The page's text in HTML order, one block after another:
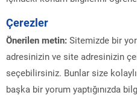
Çerezler
Önerilen metin: Sitemizde bir
adresinizin ve site adresinizin
seçebilirsiniz. Bunlar size
başka bir yorum yaptığınızda